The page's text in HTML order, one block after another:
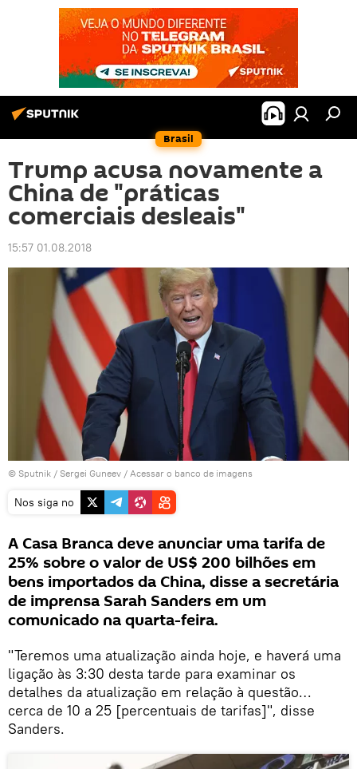
Brasil
Trump acusa novamente a
China de "práticas
comerciais desleais"
15:57 01.08.2018
© Sputnik / Sergei Guneev / Acessar o banco de imagens
Nos siga no
A Casa Branca deve anunciar uma tarifa de
25% sobre o valor de US$ 200 bilhões em
bens importados da China, disse a secretária
de imprensa Sarah Sanders em um
comunicado na quarta-feira.
"Teremos uma atualização ainda hoje, e haverá uma
ligação às 3:30 desta tarde para examinar os
detalhes da atualização em relação à questão…
cerca de 10 a 25 [percentuais de tarifas]", disse
Sanders.